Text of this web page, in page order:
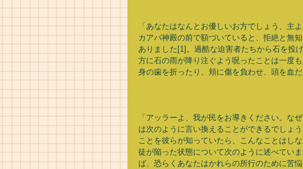
「あなたはなんとお優しいお方でしょう、主
カアバ神殿の前で額づいていると、拒絶と無
ありました[1]。過酷な迫害者たちから石を投
方に石の雨が降り注ぐよう呪ったことは一度
身の歯を折ったり、頬に傷を負わせ、頭を血
「アッラーよ、我が民をお導きください。な
は次のように言い換えることができるでしょ
ことを彼らが知っていたら、こんなことはし
徒が陥った状態について次のように述べてい
ば、恐らくあなたはかれらの所行のために苦